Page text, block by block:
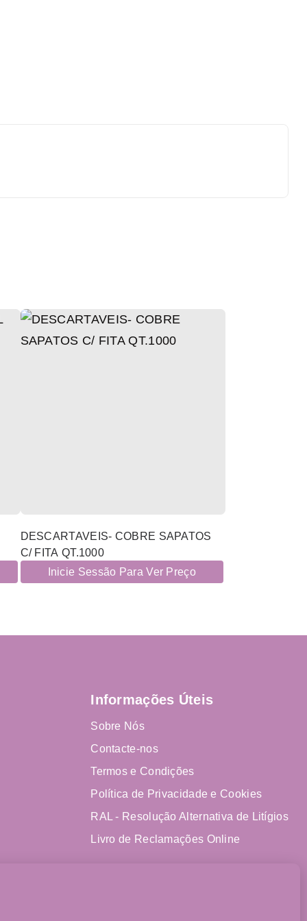
DESCARTAVEIS- COBRE SAPATOS
C/ FITA QT.1000
Inicie Sessão Para Ver Preço
Informações Úteis
Sobre Nós
Contacte-nos
Termos e Condições
Política de Privacidade e Cookies
RAL - Resolução Alternativa de Litígios
Livro de Reclamações Online